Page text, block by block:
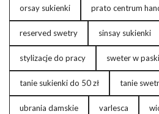
orsay sukienki prato centrum
reserved swetry sinsay sukienki
stylizacje do pracy sweter w paski
tanie sukienki do 50 zł tanie
ubrania damskie varlesca